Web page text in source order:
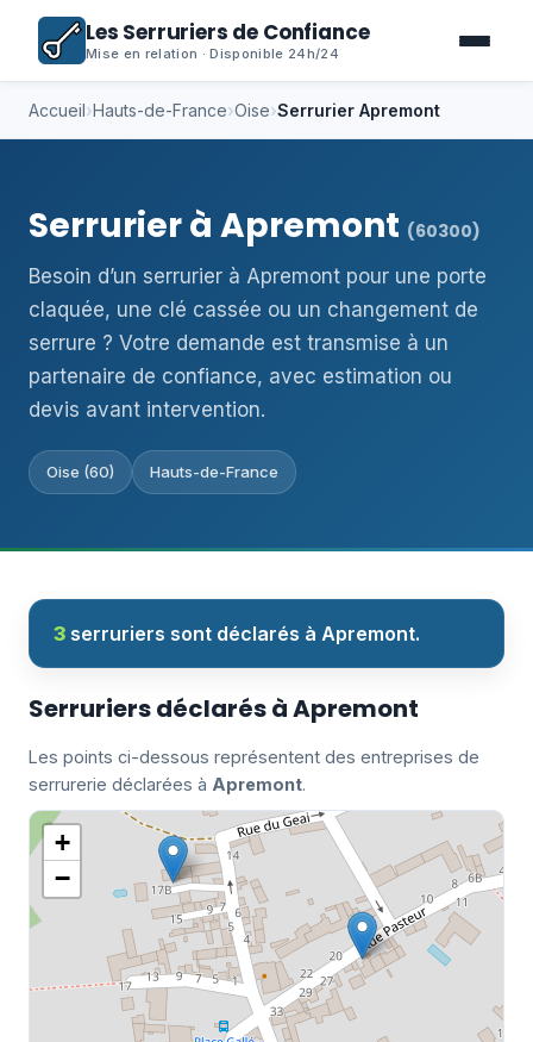
Les Serruriers de Confiance
Mise en relation · Disponible 24h/24
Accueil›Hauts-de-France›Oise›Serrurier Apremont
Serrurier à Apremont (60300)
Besoin d’un serrurier à Apremont pour une porte
claquée, une clé cassée ou un changement de
serrure ? Votre demande est transmise à un
partenaire de confiance, avec estimation ou
devis avant intervention.
Oise (60) Hauts-de-France
3 serruriers sont déclarés à Apremont.
Serruriers déclarés à Apremont
Les points ci-dessous représentent des entreprises de
serrurerie déclarées à Apremont.
+
−